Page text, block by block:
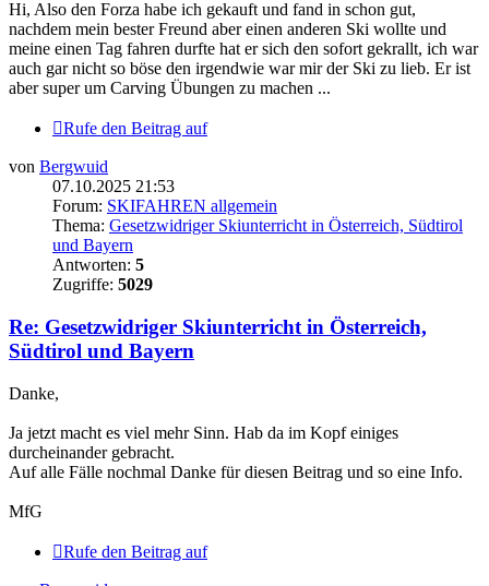
Hi, Also den Forza habe ich gekauft und fand in schon gut,
nachdem mein bester Freund aber einen anderen Ski wollte und
meine einen Tag fahren durfte hat er sich den sofort gekrallt, ich war
auch gar nicht so böse den irgendwie war mir der Ski zu lieb. Er ist
aber super um Carving Übungen zu machen ...
Rufe den Beitrag auf
von Bergwuid
07.10.2025 21:53
Forum: SKIFAHREN allgemein
Thema: Gesetzwidriger Skiunterricht in Österreich, Südtirol
und Bayern
Antworten: 5
Zugriffe: 5029
Re: Gesetzwidriger Skiunterricht in Österreich,
Südtirol und Bayern
Danke,
Ja jetzt macht es viel mehr Sinn. Hab da im Kopf einiges
durcheinander gebracht.
Auf alle Fälle nochmal Danke für diesen Beitrag und so eine Info.
MfG
Rufe den Beitrag auf